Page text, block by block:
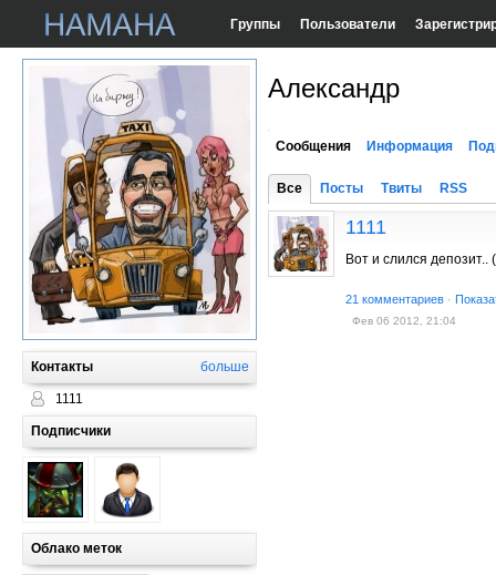
Группы Пользователи
Контакты больше
1111
Подписчики
Облако меток
Александр
Сообщения Информация
Все Посты Твиты RSS
1111
Вот и слился
21 комментариев ·
Фев 06 2012, 21:04